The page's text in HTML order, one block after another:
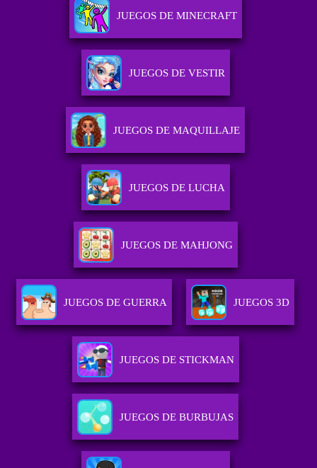
JUEGOS DE MINECRAFT
JUEGOS DE VESTIR
JUEGOS DE MAQUILLAJE
JUEGOS DE LUCHA
JUEGOS DE MAHJONG
JUEGOS DE GUERRA JUEGOS 3D
JUEGOS DE STICKMAN
JUEGOS DE BURBUJAS